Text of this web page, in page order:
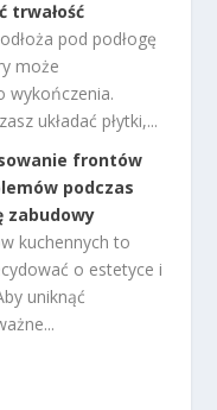
trwałość
pod podłogę
może
wykończenia.
układać płytki,...
frontów
podczas
zabudowy
kuchennych to
o estetyce i
uniknąć